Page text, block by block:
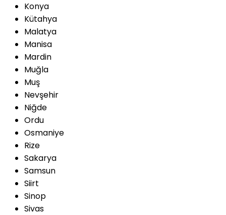
Konya
Kütahya
Malatya
Manisa
Mardin
Muğla
Muş
Nevşehir
Niğde
Ordu
Osmaniye
Rize
Sakarya
Samsun
Siirt
Sinop
Sivas